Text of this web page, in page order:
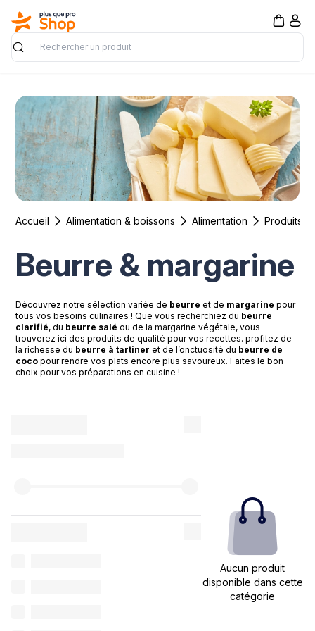
Rechercher
Accueil Alimentation & boissons Alimentation Produits
Beurre & margarine
Découvrez notre sélection variée de beurre et de margarine pour
tous vos besoins culinaires ! Que vous recherchiez du beurre
clarifié, du beurre salé ou de la margarine végétale, vous
trouverez ici des produits de qualité pour vos recettes. profitez de
la richesse du beurre à tartiner et de l’onctuosité du beurre de
coco pour rendre vos plats encore plus savoureux. Faites le bon
choix pour vos préparations en cuisine !
Aucun produit
disponible dans cette
catégorie